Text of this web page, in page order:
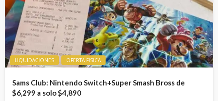
LIQUIDACIONES OFERTA FISICA
Sams Club: Nintendo Switch+Super Smash Bross de
$6,299 a solo $4,890